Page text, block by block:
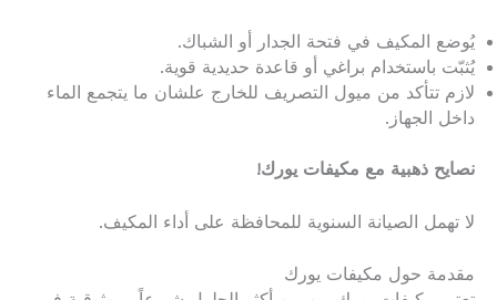
يُوضع المكيف في فتحة الجدار أو الشباك.
يُثبّت باستخدام براغي أو قاعدة حديدية قوية.
لازم تتأكد من ميول التصريف للخارج علشان ما يتجمع الماء
داخل الجهاز.
نصايح ذهبية مع مكيفات يورك!
لا تهمل الصيانة السنوية للمحافظة على أداء المكيف.
مقدمة حول مكيفات يورك